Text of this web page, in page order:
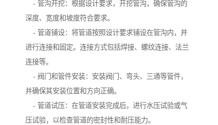
- 管沟开挖：根据设计要求，开挖管沟，确保管沟的
深度、宽度和坡度符合要求。
- 管道铺设：将管道按照设计要求铺设在管沟内，并
进行连接和固定。连接方式包括焊接、螺纹连接、法兰
连接等。
- 阀门和管件安装：安装阀门、弯头、三通等管件，
并确保其安装位置和方向正确。
- 管道试压：在管道安装完成后，进行水压试验或气
压试验，以检查管道的密封性和耐压能力。